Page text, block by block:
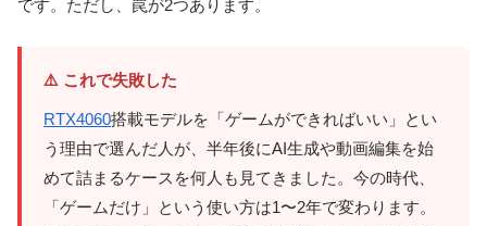
です。ただし、罠が2つあります。
⚠️ これで失敗した
RTX4060搭載モデルを「ゲームができればいい」とい
う理由で選んだ人が、半年後にAI生成や動画編集を始
めて詰まるケースを何人も見てきました。今の時代、
「ゲームだけ」という使い方は1〜2年で変わります。